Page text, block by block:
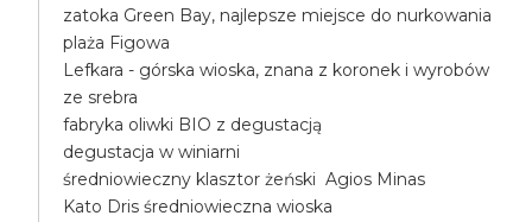
zatoka Green Bay, najlepsze miejsce do nurkowania
plaża Figowa
Lefkara - górska wioska, znana z koronek i wyrobów
ze srebra
fabryka oliwki BIO z degustacją
degustacja w winiarni
średniowieczny klasztor żeński Agios Minas
Kato Dris średniowieczna wioska